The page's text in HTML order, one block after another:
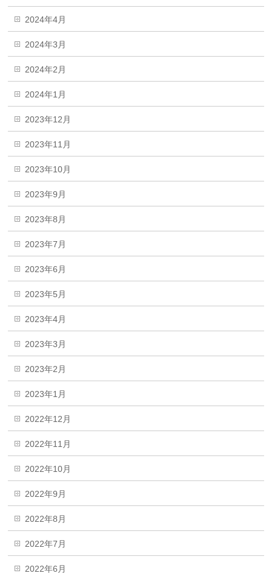
2024年4月
2024年3月
2024年2月
2024年1月
2023年12月
2023年11月
2023年10月
2023年9月
2023年8月
2023年7月
2023年6月
2023年5月
2023年4月
2023年3月
2023年2月
2023年1月
2022年12月
2022年11月
2022年10月
2022年9月
2022年8月
2022年7月
2022年6月